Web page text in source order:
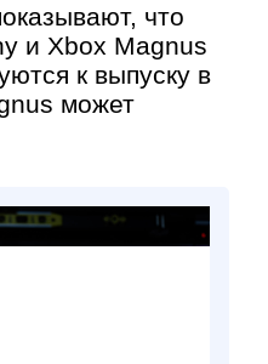
что
и Xbox Magnus
к выпуску в
может